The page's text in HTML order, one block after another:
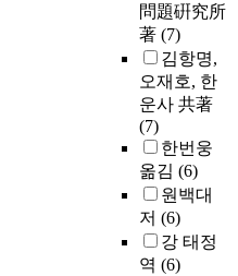
問題硏究所
著 (7)
김항명,
오재호, 한
운사 共著
(7)
한번웅
옮김 (6)
원백대
저 (6)
강 태정
역 (6)